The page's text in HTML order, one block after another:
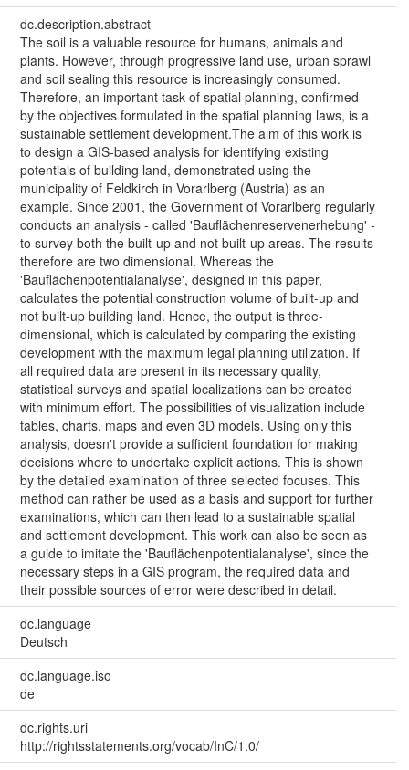
dc.description.abstract
The soil is a valuable resource for humans, animals and
plants. However, through progressive land use, urban sprawl
and soil sealing this resource is increasingly consumed.
Therefore, an important task of spatial planning, confirmed
by the objectives formulated in the spatial planning laws, is a
sustainable settlement development.The aim of this work is
to design a GIS-based analysis for identifying existing
potentials of building land, demonstrated using the
municipality of Feldkirch in Vorarlberg (Austria) as an
example. Since 2001, the Government of Vorarlberg regularly
conducts an analysis - called 'Bauflächenreservenerhebung' -
to survey both the built-up and not built-up areas. The results
therefore are two dimensional. Whereas the
'Bauflächenpotentialanalyse', designed in this paper,
calculates the potential construction volume of built-up and
not built-up building land. Hence, the output is three-
dimensional, which is calculated by comparing the existing
development with the maximum legal planning utilization. If
all required data are present in its necessary quality,
statistical surveys and spatial localizations can be created
with minimum effort. The possibilities of visualization include
tables, charts, maps and even 3D models. Using only this
analysis, doesn't provide a sufficient foundation for making
decisions where to undertake explicit actions. This is shown
by the detailed examination of three selected focuses. This
method can rather be used as a basis and support for further
examinations, which can then lead to a sustainable spatial
and settlement development. This work can also be seen as
a guide to imitate the 'Bauflächenpotentialanalyse', since the
necessary steps in a GIS program, the required data and
their possible sources of error were described in detail.
dc.language
Deutsch
dc.language.iso
de
dc.rights.uri
http://rightsstatements.org/vocab/InC/1.0/